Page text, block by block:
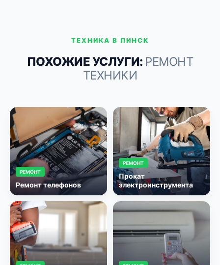
ТЕХНИКА В ПИНСК
ПОХОЖИЕ УСЛУГИ: РЕМОНТ
ТЕХНИКИ
РЕМОНТ
Ремонт телефонов
РЕМОНТ
Прокат
электроинструмента